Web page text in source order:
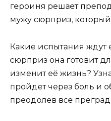
героиня решает
мужу сюрприз, который
Какие испытания ждут
сюрприз она готовит
изменит её жизнь?
пройдет через боль и
преодолев все